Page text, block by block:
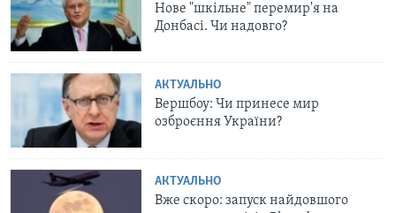
Нове "шкільне" перемир'я на
Донбасі. Чи надовго?
АКТУАЛЬНО
Вершбоу: Чи принесе мир
озброєння України?
АКТУАЛЬНО
Вже скоро: запуск найдовшого